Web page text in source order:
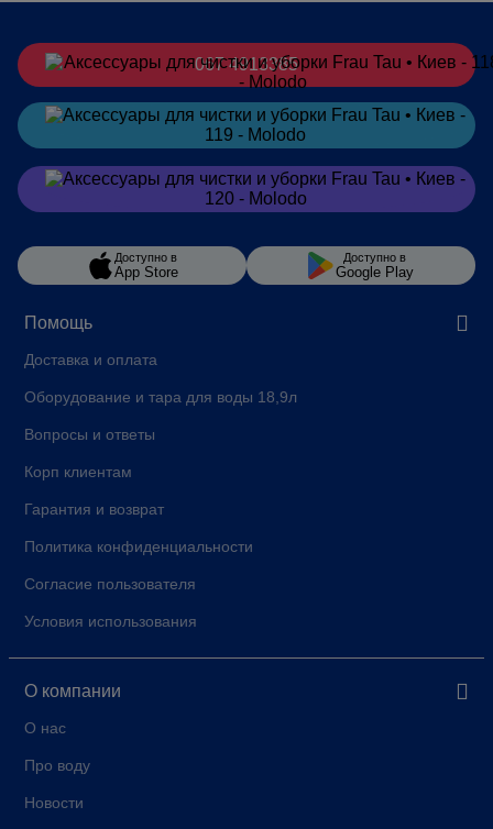
Помощь
Доставка и оплата
Оборудование и тара для воды 18,9л
Вопросы и ответы
Корп клиентам
Гарантия и возврат
Политика конфиденциальности
Согласие пользователя
Условия использования
О компании
О нас
Про воду
Новости
067 4913385
Заказатьв Telegram
Заказать в Viber
Доступно в
App Store
Доступно в
Google Play